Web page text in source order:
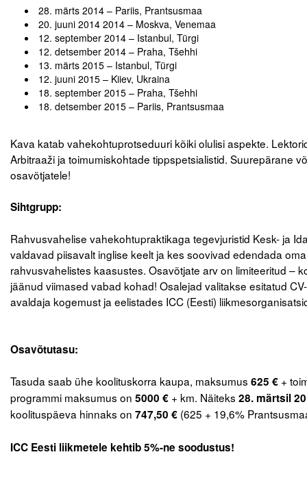
Kalender
ICC Eesti
Tegevused
Publikatsioonid
Viidad
ICC WBO
ICC komisjonid
Digiraamatukogu
Juhendid ja väljaanded
Videod
Liitu meililistiga
Oskusteave
Incoterms® 2020
28. märts 2014 – Pariis, Prantsusmaa
20. juuni 2014 2014 – Moskva, Venemaa
12. september 2014 – Istanbul, Türgi
12. detsember 2014 – Praha, Tšehhi
13. märts 2015 – Istanbul, Türgi
12. juuni 2015 – Kiiev, Ukraina
18. september 2015 – Praha, Tšehhi
18. detsember 2015 – Pariis, Prantsusmaa
Kava katab vahekohtuprotseduuri kõiki olulisi aspekte.
Arbitraaži ja toimumiskohtade tippspetsialistid. Suurepärane
osavõtjatele!
Sihtgrupp:
Rahvusvahelise vahekohtupraktikaga tegevjuristid Kesk- ja
valdavad piisavalt inglise keelt ja kes soovivad edendada
rahvusvahelistes kaasustes. Osavõtjate arv on limiteeritud –
jäänud viimased vabad kohad! Osalejad valitakse esitatud
avaldaja kogemust ja eelistades ICC (Eesti)
Osavõtutasu:
Tasuda saab ühe koolituskorra kaupa, maksumus 625 € +
programmi maksumus on 5000 € + km. Näiteks 28. märtsil
koolituspäeva hinnaks on 747,50 € (625 + 19,6%
ICC Eesti liikmetele kehtib 5%-ne soodustus!